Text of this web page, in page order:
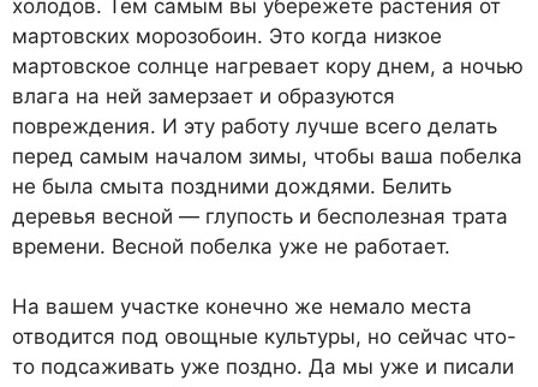
холодов. Тем самым вы убережете растения от
мартовских морозобоин. Это когда низкое
мартовское солнце нагревает кору днем, а ночью
влага на ней замерзает и образуются
повреждения. И эту работу лучше всего делать
перед самым началом зимы, чтобы ваша побелка
не была смыта поздними дождями. Белить
деревья весной — глупость и бесполезная трата
времени. Весной побелка уже не работает.
На вашем участке конечно же немало места
отводится под овощные культуры, но сейчас что-
то подсаживать уже поздно. Да мы уже и писали